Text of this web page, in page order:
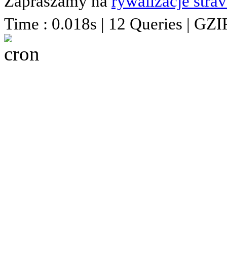
Time : 0.018s | 12 Queries |